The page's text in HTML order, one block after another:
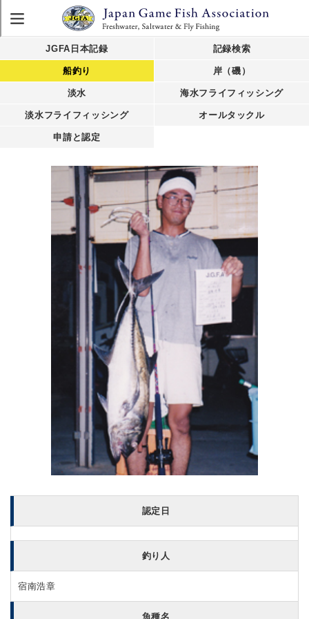
JGFA日本記録 記録検索
船釣り 岸（磯）
淡水 海水フライフィッシング
淡水フライフィッシング オールタックル
申請と認定
認定日
釣り人
宿南浩章
魚種名